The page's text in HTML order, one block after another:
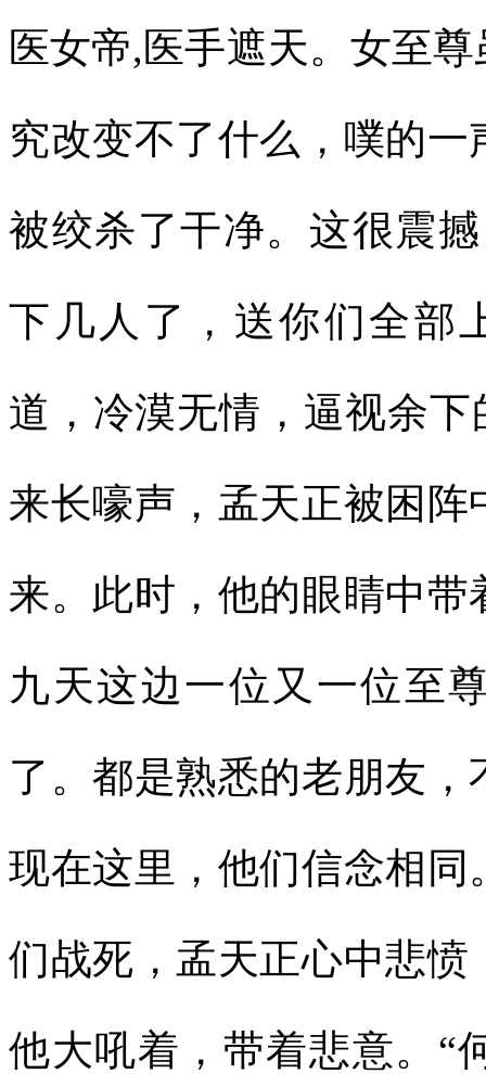
医女帝,医手遮天。女至
究改变不了什么，噗的
被绞杀了干净。这很震
下几人了，送你们全部
道，冷漠无情，逼视余
来长嚎声，孟天正被困
来。此时，他的眼睛中
九天这边一位又一位至
了。都是熟悉的老朋友
现在这里，他们信念相
们战死，孟天正心中悲
他大吼着，带着悲意。“